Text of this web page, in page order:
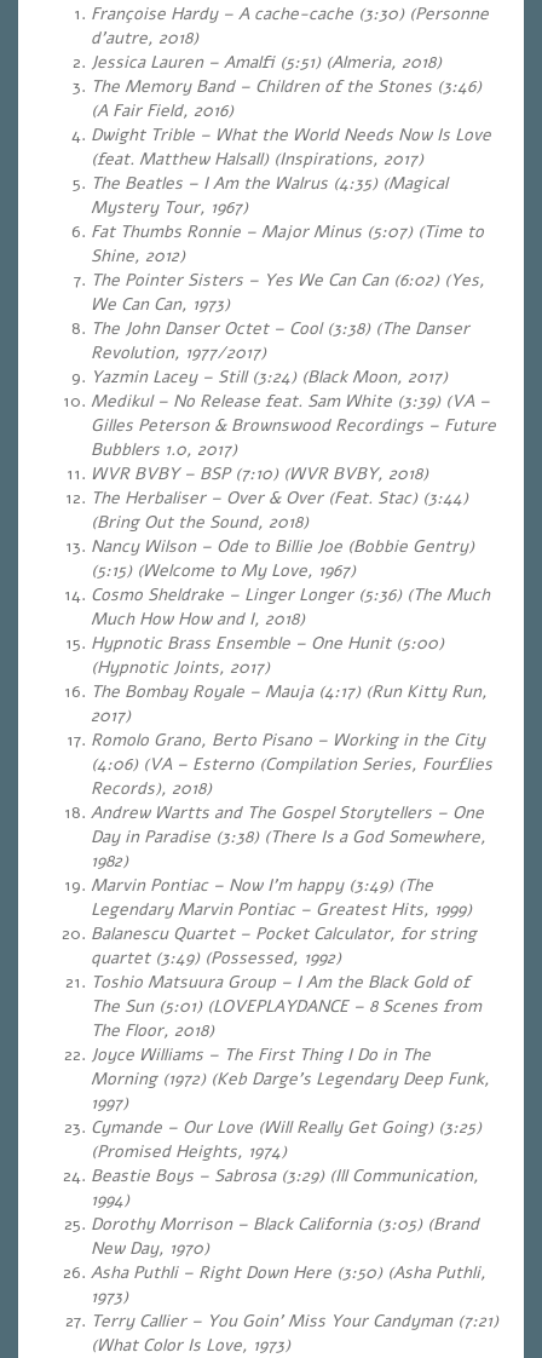
Françoise Hardy – A cache-cache (3:30) (Personne
d’autre, 2018)
Jessica Lauren – Amalfi (5:51) (Almeria, 2018)
The Memory Band – Children of the Stones (3:46)
(A Fair Field, 2016)
Dwight Trible – What the World Needs Now Is Love
(feat. Matthew Halsall) (Inspirations, 2017)
The Beatles – I Am the Walrus (4:35) (Magical
Mystery Tour, 1967)
Fat Thumbs Ronnie – Major Minus (5:07) (Time to
Shine, 2012)
The Pointer Sisters – Yes We Can Can (6:02) (Yes,
We Can Can, 1973)
The John Danser Octet – Cool (3:38) (The Danser
Revolution, 1977/2017)
Yazmin Lacey – Still (3:24) (Black Moon, 2017)
Medikul – No Release feat. Sam White (3:39) (VA –
Gilles Peterson & Brownswood Recordings – Future
Bubblers 1.0, 2017)
WVR BVBY – BSP (7:10) (WVR BVBY, 2018)
The Herbaliser – Over & Over (Feat. Stac) (3:44)
(Bring Out the Sound, 2018)
Nancy Wilson – Ode to Billie Joe (Bobbie Gentry)
(5:15) (Welcome to My Love, 1967)
Cosmo Sheldrake – Linger Longer (5:36) (The Much
Much How How and I, 2018)
Hypnotic Brass Ensemble – One Hunit (5:00)
(Hypnotic Joints, 2017)
The Bombay Royale – Mauja (4:17) (Run Kitty Run,
2017)
Romolo Grano, Berto Pisano – Working in the City
(4:06) (VA – Esterno (Compilation Series, Fourflies
Records), 2018)
Andrew Wartts and The Gospel Storytellers – One
Day in Paradise (3:38) (There Is a God Somewhere,
1982)
Marvin Pontiac – Now I’m happy (3:49) (The
Legendary Marvin Pontiac – Greatest Hits, 1999)
Balanescu Quartet – Pocket Calculator, for string
quartet (3:49) (Possessed, 1992)
Toshio Matsuura Group – I Am the Black Gold of
The Sun (5:01) (LOVEPLAYDANCE – 8 Scenes from
The Floor, 2018)
Joyce Williams – The First Thing I Do in The
Morning (1972) (Keb Darge’s Legendary Deep Funk,
1997)
Cymande – Our Love (Will Really Get Going) (3:25)
(Promised Heights, 1974)
Beastie Boys – Sabrosa (3:29) (Ill Communication,
1994)
Dorothy Morrison – Black California (3:05)(Brand
New Day, 1970)
Asha Puthli – Right Down Here (3:50) (Asha Puthli,
1973)
Terry Callier – You Goin’ Miss Your Candyman (7:21)
(What Color Is Love, 1973)